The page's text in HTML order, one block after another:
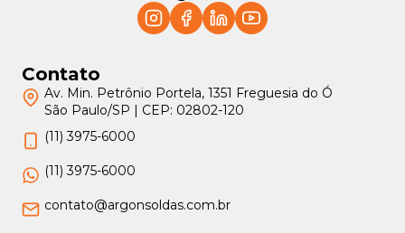
Contato
Av. Min. Petrônio Portela, 1351 Freguesia do Ó
São Paulo/SP | CEP: 02802-120
(11) 3975-6000
(11) 3975-6000
contato@argonsoldas.com.br